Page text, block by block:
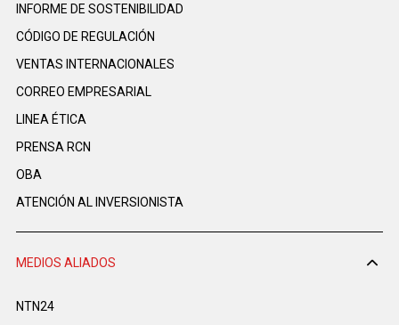
INFORME DE SOSTENIBILIDAD
CÓDIGO DE REGULACIÓN
VENTAS INTERNACIONALES
CORREO EMPRESARIAL
LINEA ÉTICA
PRENSA RCN
OBA
ATENCIÓN AL INVERSIONISTA
MEDIOS ALIADOS
NTN24